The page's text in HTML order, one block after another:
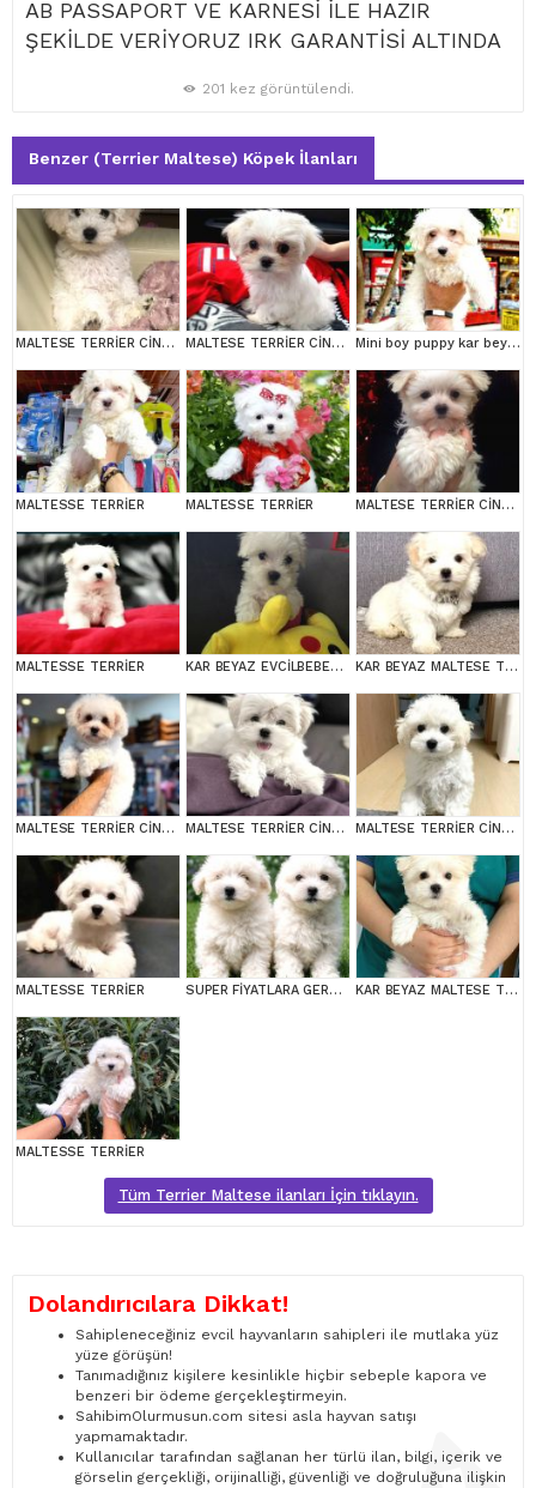
AB PASSAPORT VE KARNESİ İLE HAZIR
ŞEKİLDE VERİYORUZ IRK GARANTİSİ ALTINDA
201 kez görüntülendi.
Benzer (Terrier Maltese) Köpek İlanları
MALTESE TERRİER CİNSİ YAVRULAR MALTESE TERRİER CİNSİ YAVRULAR Mini boy puppy kar beyaz sevimli MALTESSE TERRİER CİNSİ
MALTESSE TERRİER MALTESSE TERRİER MALTESE TERRİER CİNSİ YAVRULAR
MALTESSE TERRİER KAR BEYAZ EVCİLBEBEKLER EV ÜRETİMİ MALTESSE TERRİER KAR BEYAZ MALTESE TERRİER CİNSLERİ
MALTESE TERRİER CİNSİ YAVRULAR MALTESE TERRİER CİNSİ YAVRULAR MALTESE TERRİER CİNSİ YAVRULAR
MALTESSE TERRİER SUPER FİYATLARA GERÇEK MALTESE YAVRULAR KAR BEYAZ MALTESE TERRİER CİNSLERİ
MALTESSE TERRİER
Tüm Terrier Maltese ilanları İçin tıklayın.
Dolandırıcılara Dikkat!
Sahipleneceğiniz evcil hayvanların sahipleri ile mutlaka yüz
yüze görüşün!
Tanımadığınız kişilere kesinlikle hiçbir sebeple kapora ve
benzeri bir ödeme gerçekleştirmeyin.
SahibimOlurmusun.com sitesi asla hayvan satışı
yapmamaktadır.
Kullanıcılar tarafından sağlanan her türlü ilan, bilgi, içerik ve
görselin gerçekliği, orijinalliği, güvenliği ve doğruluğuna ilişkin